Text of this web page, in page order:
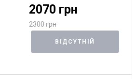
2070 грн
2300 грн
ВІДСУТНІЙ